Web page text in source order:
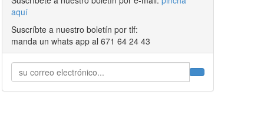
aquí
Suscríbte a nuestro boletín por tlf:
manda un whats app al 671 64 24 43